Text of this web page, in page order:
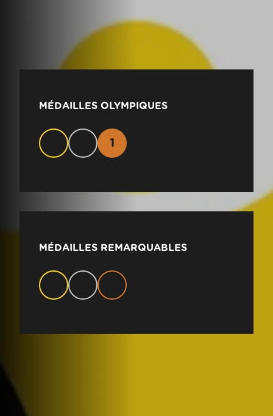
MÉDAILLES OLYMPIQUES
1
MÉDAILLES REMARQUABLES